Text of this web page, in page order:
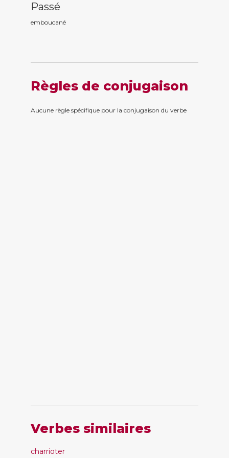
Passé
emboucané
Règles de conjugaison
Aucune règle spécifique pour la conjugaison du verbe
Verbes similaires
charrioter